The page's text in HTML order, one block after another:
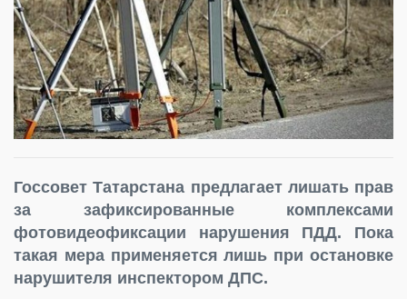
Госсовет Татарстана предлагает лишать прав
за зафиксированные комплексами
фотовидеофиксации нарушения ПДД. Пока
такая мера применяется лишь при остановке
нарушителя инспектором ДПС.